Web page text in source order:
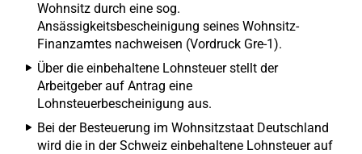
Wohnsitz durch eine sog.
Ansässigkeitsbescheinigung seines Wohnsitz-
Finanzamtes nachweisen (Vordruck Gre-1).
Über die einbehaltene Lohnsteuer stellt der
Arbeitgeber auf Antrag eine
Lohnsteuerbescheinigung aus.
Bei der Besteuerung im Wohnsitzstaat Deutschland
wird die in der Schweiz einbehaltene Lohnsteuer auf